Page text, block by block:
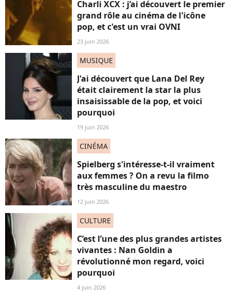
Charli XCX : j’ai découvert le premier
grand rôle au cinéma de l'icône
pop, et c'est un vrai OVNI
23 juin 2026
MUSIQUE
J'ai découvert que Lana Del Rey
était clairement la star la plus
insaisissable de la pop, et voici
pourquoi
19 juin 2026
CINÉMA
Spielberg s'intéresse-t-il vraiment
aux femmes ? On a revu la filmo
très masculine du maestro
12 juin 2026
CULTURE
C’est l’une des plus grandes artistes
vivantes : Nan Goldin a
révolutionné mon regard, voici
pourquoi
4 juin 2026